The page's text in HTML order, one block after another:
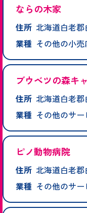
ならの木家
住所 北海道白老郡
業種 その他の小売
ブウベツの森キ
住所 北海道白老郡
業種 その他のサー
ピノ動物病院
住所 北海道白老郡
業種 その他のサー